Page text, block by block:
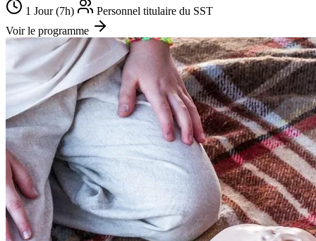
1 Jour (7h)
Personnel titulaire du SST
Voir le programme